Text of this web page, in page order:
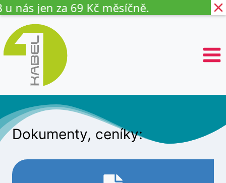
jen za 69 Kč měsíčně.
P
e
s
i
n
a
o
Dokumenty, ceníky: